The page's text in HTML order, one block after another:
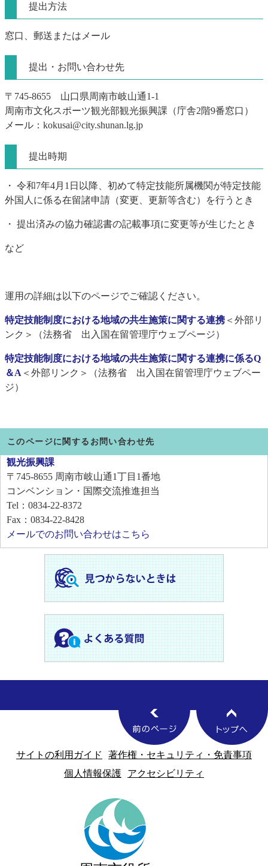
提出方法
窓口、郵送またはメール
提出・お問い合わせ先
〒745-8655 山口県周南市岐山通1-1
周南市文化スポーツ観光部観光振興課（庁舎2階9番窓口）
メール：kokusai@city.shunan.lg.jp
提出時期
・ 令和7年4月1日以降、初めて特定技能所属機関が特定技能
外国人に係る在留諸申請（変更、更新等含む）を行うとき
・ 提出済みの協力確認書の記載事項に変更等が生じたとき
など
運用の詳細は以下のページでご確認ください。
特定技能制度における地域の共生施策に関する連携 ＜外部リ
ンク＞
（法務省 出入国在留管理庁ウェブページ）
特定技能制度における地域の共生施策に関する連携に係るQ
＆A ＜外部リンク＞
（法務省 出入国在留管理庁ウェブペー
ジ）
このページに関するお問い合わせ先
観光振興課
〒745-8655 周南市岐山通1丁目1番地
コンベンション・国際交流推進担当
Tel：0834-22-8372
Fax：0834-22-8428
メールでのお問い合わせはこちら
サイトの利用ガイド
著作権・セキュリティ・免責事項
個人情報保護
アクセシビリティ